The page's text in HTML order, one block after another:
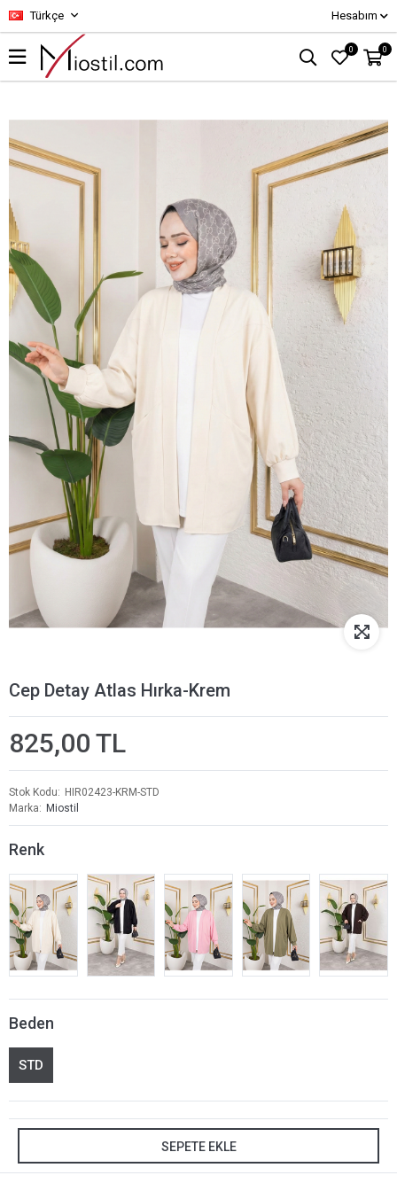
Türkçe Hesabım
0 0
Cep Detay Atlas Hırka-Krem
825,00 TL
Stok Kodu
HIR02423-KRM-STD
Marka
Miostil
Renk
Beden
STD
SEPETE EKLE